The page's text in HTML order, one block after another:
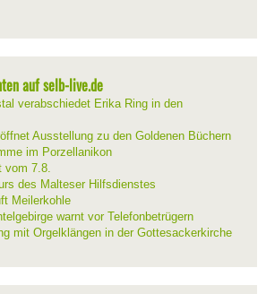
auf selb-live.de
verabschiedet Erika Ring in den
Ausstellung zu den Goldenen Büchern
im Porzellanikon
vom 7.8.
des Malteser Hilfsdienstes
Meilerkohle
warnt vor Telefonbetrügern
mit Orgelklängen in der Gottesackerkirche